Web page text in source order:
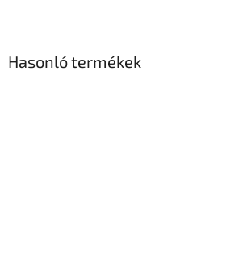
Hasonló termékek